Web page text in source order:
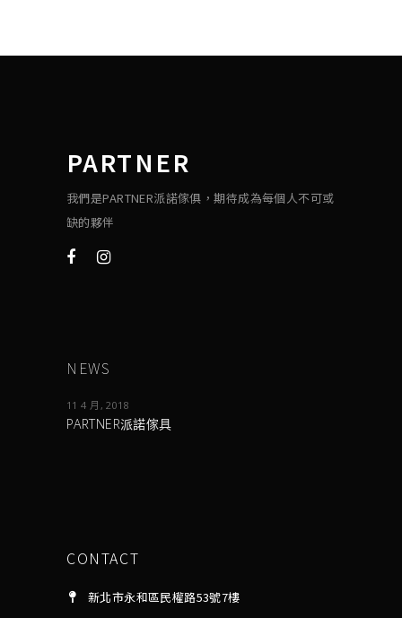
PARTNER
我們是PARTNER派諾傢俱，期待成為每個人不可或
缺的夥伴
NEWS
11 4 月, 2018
PARTNER派諾傢具
CONTACT
新北市永和區民權路53號7樓